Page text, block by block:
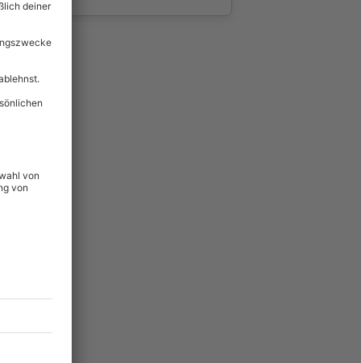
für alle Erlebnisse
& verlängerbar.
°P